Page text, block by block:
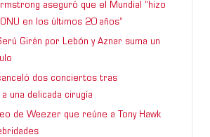
aseguró que el Mundial “hizo
en los últimos 20 años”
Girán por Lebón y Aznar suma un
dos conciertos tras
una delicada cirugía
de Weezer que reúne a Tony Hawk